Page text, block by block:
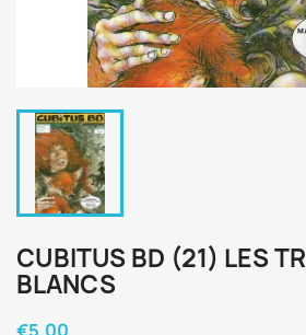
CUBITUS BD (21) LES
BLANCS